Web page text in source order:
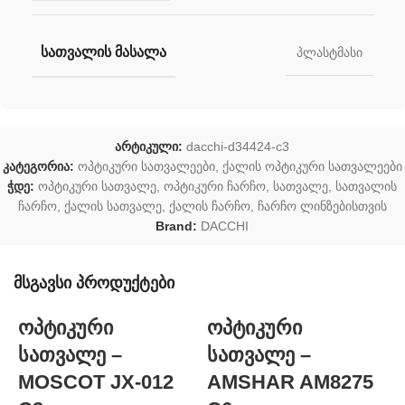
ᲡᲐᲗᲕᲐᲚᲘᲡ ᲛᲐᲡᲐᲚᲐ პლასტმასი
არტიკული:dacchi-d34424-c3
კატეგორია: ოპტიკური სათვალეები, ქალის ოპტიკური სათვალეები
ჭდე: ოპტიკური სათვალე, ოპტიკური ჩარჩო, სათვალე, სათვალის
ჩარჩო, ქალის სათვალე, ქალის ჩარჩო, ჩარჩო ლინზებისთვის
Brand: DACCHI
მსგავსი პროდუქტები
ოპტიკური
სათვალე –
MOSCOT JX-012
ოპტიკური
სათვალე –
AMSHAR AM8275